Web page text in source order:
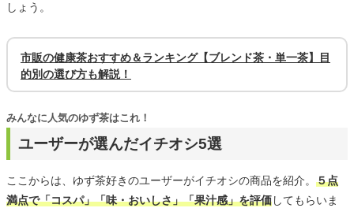
しょう。
市販の健康茶おすすめ＆ランキング【ブレンド茶・単一茶】目
的別の選び方も解説！
ユーザーが選んだイチオシ5選
みんなに人気のゆず茶はこれ！
ここからは、ゆず茶好きのユーザーがイチオシの商品を紹介。 ５点
満点で「コスパ」「味・おいしさ」「果汁感」を評価してもらいま